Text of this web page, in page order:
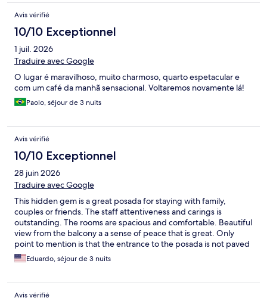
Avis vérifié
10/10 Exceptionnel
1 juil. 2026
Traduire avec Google
O lugar é maravilhoso, muito charmoso, quarto espetacular e
com um café da manhã sensacional. Voltaremos novamente lá!
Paolo, séjour de 3 nuits
Avis vérifié
10/10 Exceptionnel
28 juin 2026
Traduire avec Google
This hidden gem is a great posada for staying with family,
couples or friends. The staff attentiveness and carings is
outstanding. The rooms are spacious and comfortable. Beautiful
view from the balcony a a sense of peace that is great. Only
point to mention is that the entrance to the posada is not paved
but are a shot 200 meters. Highly recommended and I will
happily stay there again.
Eduardo, séjour de 3 nuits
Avis vérifié